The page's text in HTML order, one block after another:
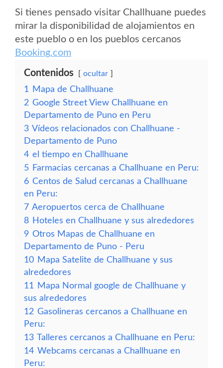
Si tienes pensado visitar Challhuane puedes
mirar la disponibilidad de alojamientos en
este pueblo o en los pueblos cercanos
Booking.com
Contenidos ocultar
1
Mapa de Challhuane
2 Google Street View Challhuane en
Departamento de Puno en Peru
3 Vídeos relacionados con Challhuane -
Departamento de Puno
4 el tiempo en Challhuane
5 Farmacias cercanas a Challhuane en Peru:
6 Centos de Salud cercanas a Challhuane
en Peru:
7 Aeropuertos cerca de Challhuane
8 Hoteles en Challhuane y sus alrededores
9 Otros Mapas de Challhuane en
Departamento de Puno - Peru
10 Mapa Satelite de Challhuane y sus
alrededores
11
Mapa Normal google de Challhuane y
sus alrededores
12 Gasolineras cercanos a Challhuane en
Peru:
13 Talleres cercanos a Challhuane en Peru:
14 Webcams cercanas a Challhuane en
Peru: